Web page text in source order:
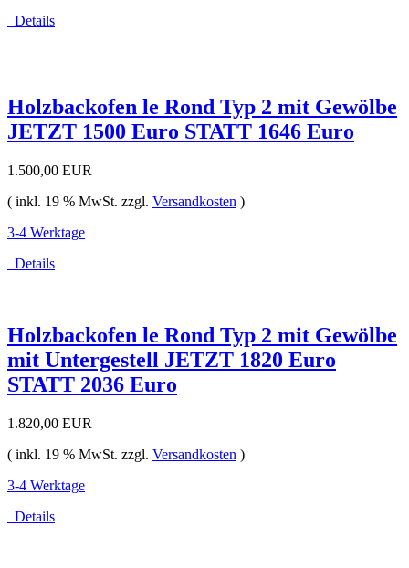
Details
Holzbackofen le Rond Typ 2 mit Gewölbe
JETZT 1500 Euro STATT 1646 Euro
1.500,00 EUR
( inkl. 19 % MwSt. zzgl. Versandkosten )
3-4 Werktage
Details
Holzbackofen le Rond Typ 2 mit Gewölbe
mit Untergestell JETZT 1820 Euro
STATT 2036 Euro
1.820,00 EUR
( inkl. 19 % MwSt. zzgl. Versandkosten )
3-4 Werktage
Details